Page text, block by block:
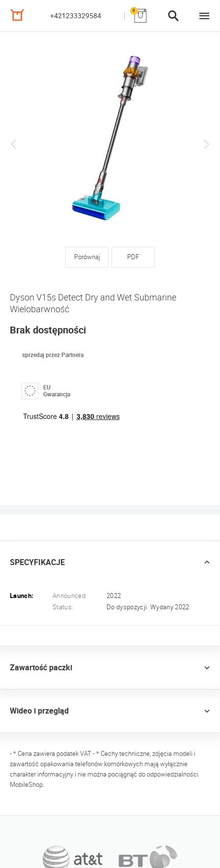
+421233329584
0
Porównaj PDF
Dyson V15s Detect Dry and Wet Submarine
Wielobarwność
Brak dostępności
sprzedaj przez Partnera
EU
Gwarancja
SPECYFIKACJE
Launch: Announced:
2022
Status:
Do dyspozycji. Wydany 2022
Zawartość paczki
Wideo i przegląd
- * Cena zawiera podatek VAT - * Cechy techniczne, zdjęcia modeli i
zawartość opakowania telefonów komórkowych mają wyłącznie
charakter informacyjny i nie można pociągnąć do odpowiedzialności
MobileShop.